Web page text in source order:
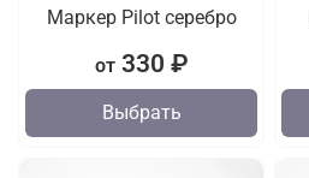
Маркер Pilot серебро
от 330 ₽
Выбрать